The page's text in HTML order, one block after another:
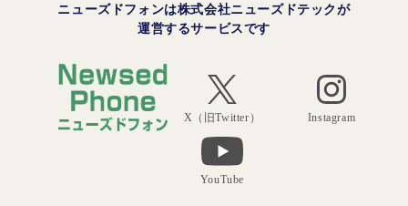
ニューズドフォンは株式会社ニューズドテックが
運営するサービスです
X（旧Twitter） Instagram
YouTube